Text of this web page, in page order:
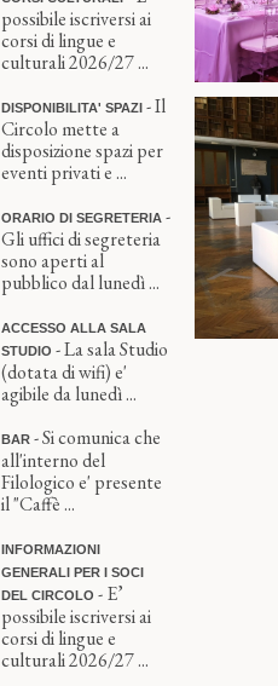
possibile iscriversi ai
corsi di lingue e
culturali 2026/27 ...
DISPONIBILITA' SPAZI - Il
Circolo mette a
disposizione spazi per
eventi privati e ...
ORARIO DI SEGRETERIA -
Gli uffici di segreteria
sono aperti al
pubblico dal lunedì ...
ACCESSO ALLA SALA
STUDIO - La sala Studio
(dotata di wifi) e'
agibile da lunedì ...
BAR - Si comunica che
all'interno del
Filologico e' presente
il "Caffè ...
INFORMAZIONI
GENERALI PER I SOCI
DEL CIRCOLO - E’
possibile iscriversi ai
corsi di lingue e
culturali 2026/27 ...